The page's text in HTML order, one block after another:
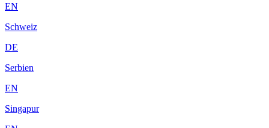
EN
Schweiz
DE
Serbien
EN
Singapur